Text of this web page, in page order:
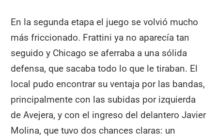
En la segunda etapa el juego se volvió mucho
más friccionado. Frattini ya no aparecía tan
seguido y Chicago se aferraba a una sólida
defensa, que sacaba todo lo que le tiraban. El
local pudo encontrar su ventaja por las bandas,
principalmente con las subidas por izquierda
de Avejera, y con el ingreso del delantero Javier
Molina, que tuvo dos chances claras: un